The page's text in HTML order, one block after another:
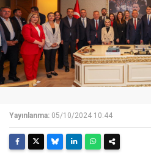
Yayınlanma: 05/10/2024 10:44